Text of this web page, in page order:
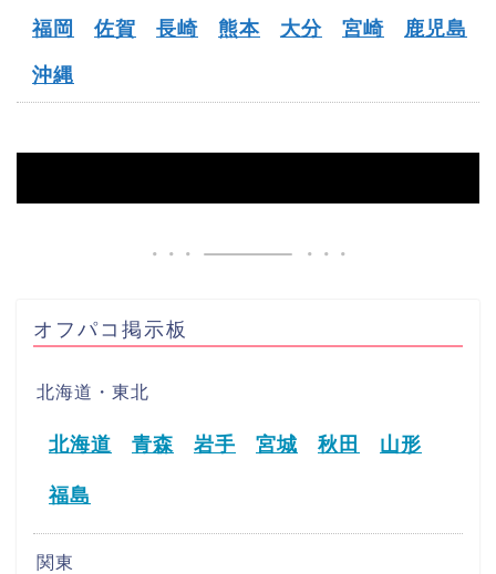
福岡 佐賀 長崎 熊本 大分 宮崎 鹿児島
沖縄
オフパコ掲示板
北海道・東北
北海道 青森 岩手 宮城 秋田 山形
福島
関東